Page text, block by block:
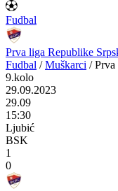
Fudbal
Prva liga Republike
Fudbal / Muškarci / Prva
9.kolo
29.09.2023
29.09
15:30
Ljubić
BSK
1
0